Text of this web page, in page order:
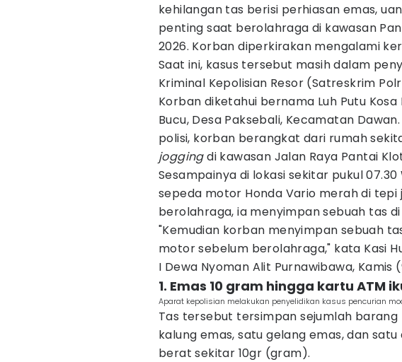
kehilangan tas berisi perhiasan emas,
penting saat berolahraga di kawasan
2026. Korban diperkirakan mengalami
Saat ini, kasus tersebut masih dalam
Kriminal Kepolisian Resor (Satreskrim
Korban diketahui bernama Luh Putu
Bucu, Desa Paksebali, Kecamatan
polisi, korban berangkat dari rumah
joggingdi kawasan Jalan Raya Pantai
Sesampainya di lokasi sekitar pukul
sepeda motor Honda Vario merah di tepi
berolahraga, ia menyimpan sebuah tas
"Kemudian korban menyimpan sebuah
motor sebelum berolahraga," kata Kasi
I Dewa Nyoman Alit Purnawibawa, Kamis
1. Emas 10 gram hingga kartu ATM
Aparat kepolisian melakukan penyelidikan kasus pencurian
Tas tersebut tersimpan sejumlah
kalung emas, satu gelang emas, dan
berat sekitar 10gr (gram).